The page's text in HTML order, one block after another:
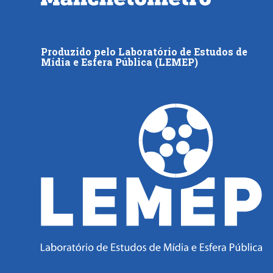
Produzido pelo Laboratório de Estudos de
Mídia e Esfera Pública (LEMEP)